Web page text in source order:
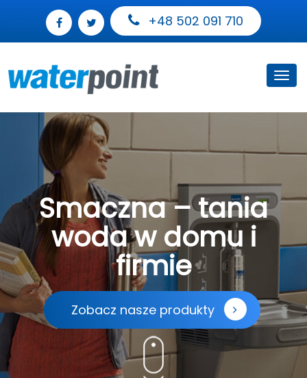
+48 502 091 710
Smaczna – tania
woda w domu i
firmie
Zobacz nasze produkty